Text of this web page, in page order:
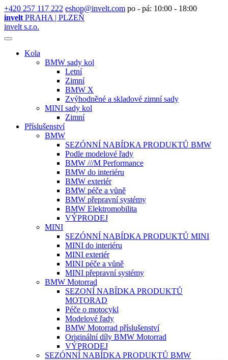
+420 257 117 222 eshop@invelt.com po - pá: 10:00 - 18:00
invelt PRAHA | PLZEŇ
invelt s.r.o.
Kola
BMW sady kol
Letní
Zimní
BMW X
Zvýhodněné a skladové zimní sady
MINI sady kol
Zimní
Příslušenství
BMW
SEZÓNNÍ NABÍDKA PRODUKTŮ BMW
Podle modelové řady
BMW ///M Performance
BMW do interiéru
BMW exteriér
BMW péče a vůně
BMW přepravní systémy
BMW Elektromobilita
VÝPRODEJ
MINI
SEZÓNNÍ NABÍDKA PRODUKTŮ MINI
MINI do interiéru
MINI exteriér
MINI péče a vůně
MINI přepravní systémy
BMW Motorrad
SEZONÍ NABÍDKA PRODUKTŮ
MOTORAD
Péče o motocykl
Modelové řady
BMW Motorrad příslušenství
Originální díly BMW Motorrad
VÝPRODEJ
SEZÓNNÍ NABÍDKA PRODUKTŮ BMW